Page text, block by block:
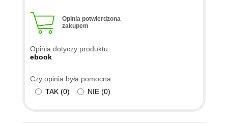
Opinia potwierdzona
zakupem
Opinia dotyczy produktu:
ebook
Czy opinia była pomocna:
TAK (0) NIE (0)